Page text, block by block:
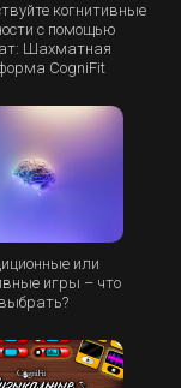
когнитивные
с помощью
Шахматная
CogniFit
или
игры – что
выбрать?